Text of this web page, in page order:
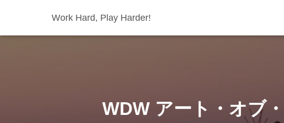
Work Hard, Play Harder!
WDW アート・オブ